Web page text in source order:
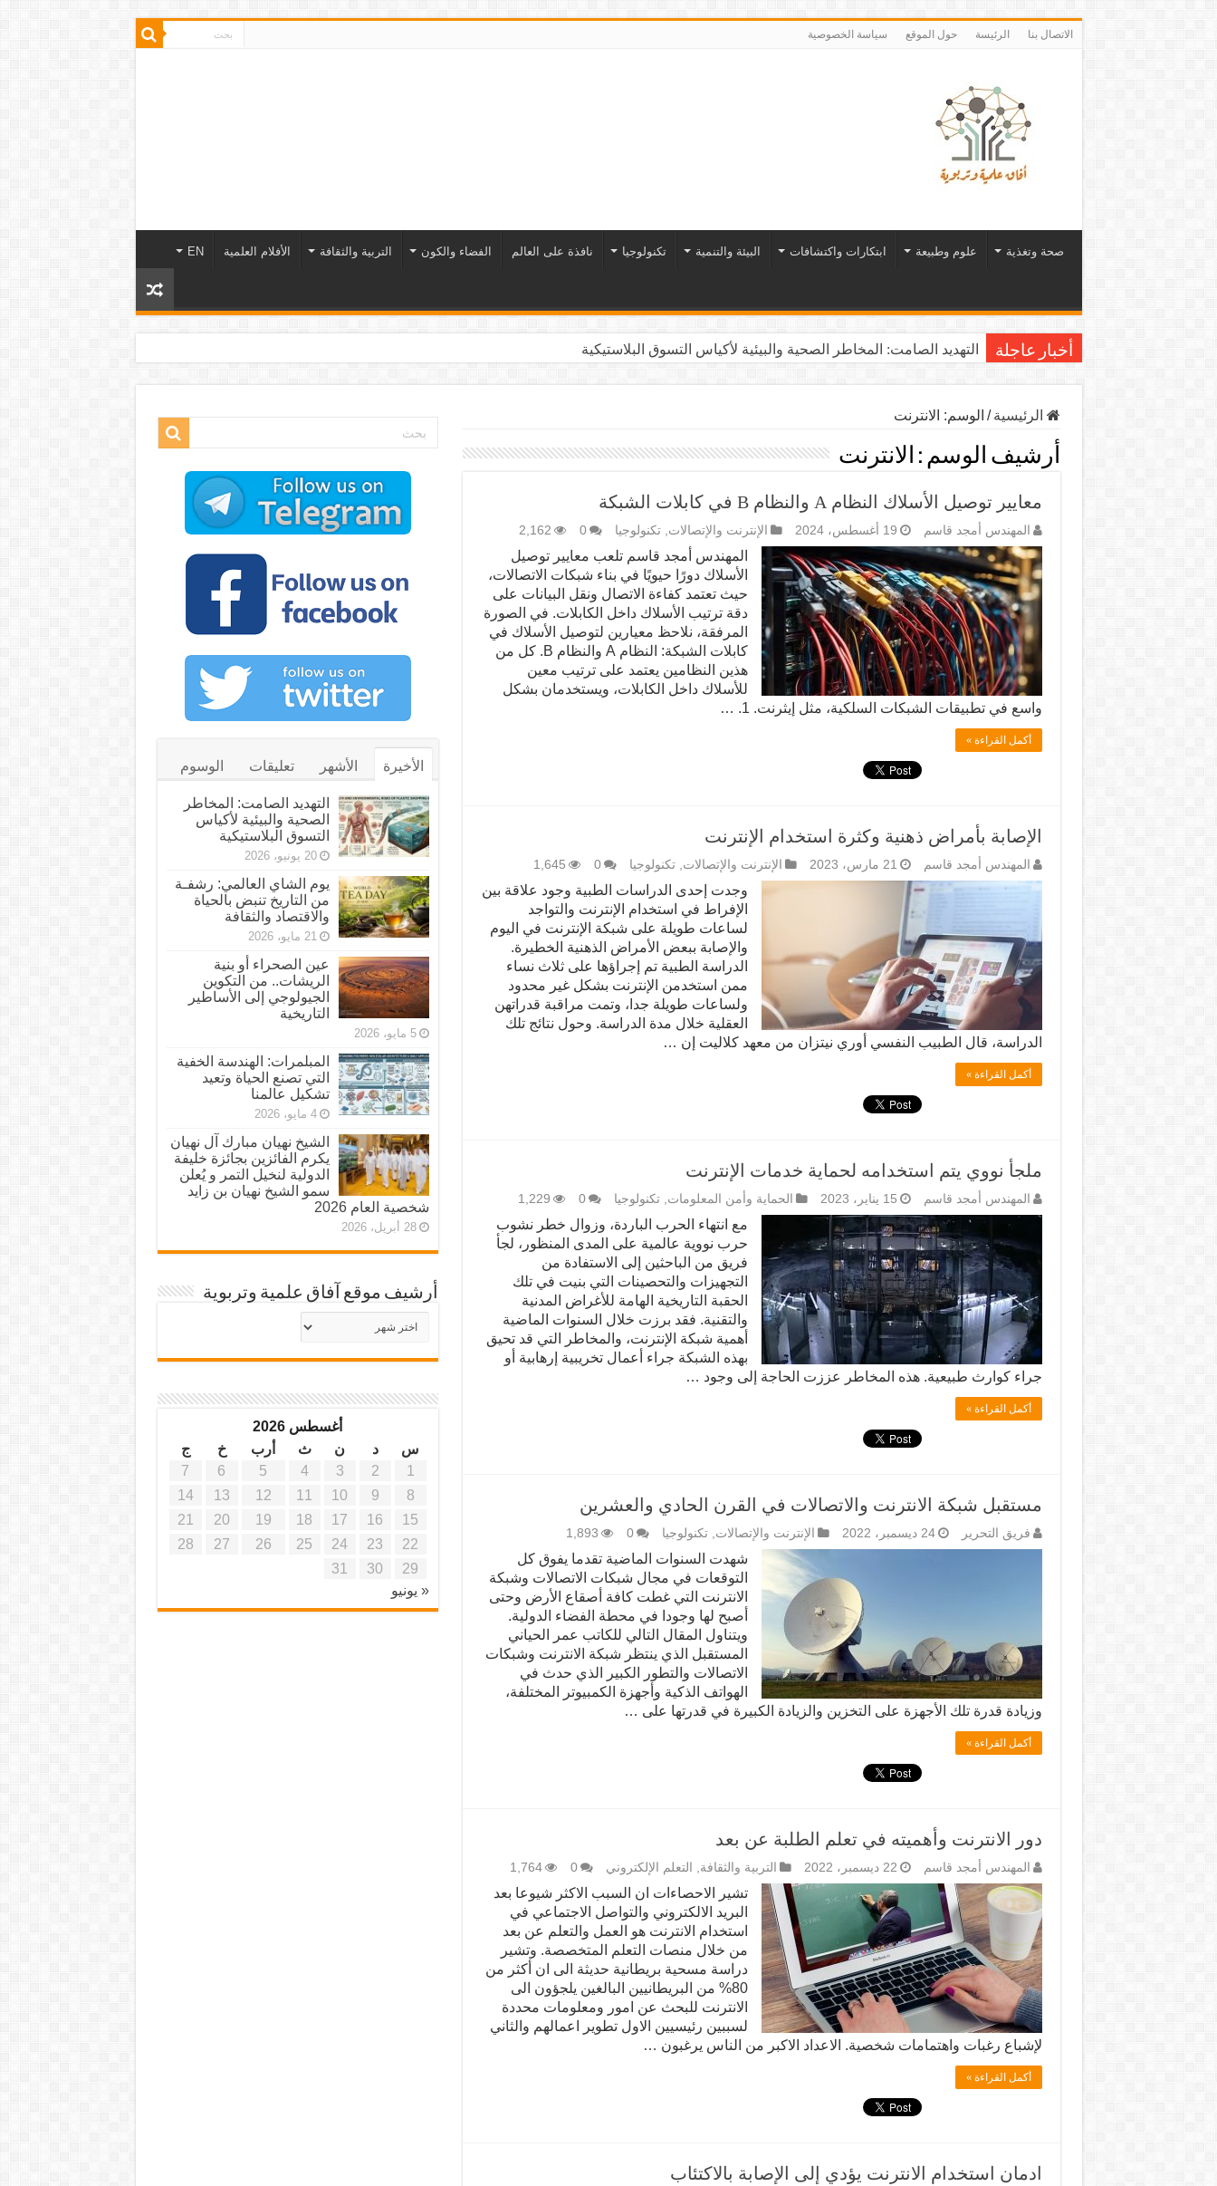
الاتصال بنا الرئيسة حول الموقع سياسة الخصوصية
صحة وتغذية علوم وطبيعة ابتكارات واكتشافات البيئة والتنمية تكنولوجيا نافذة على العالم الفضاء والكون التربية والثقافة الأفلام العلمية EN
أخبار عاجلة التهديد الصامت: المخاطر الصحية والبيئية لأكياس التسوق البلاستيكية
الرئيسية / الوسم: الانترنت
أرشيف الوسم : الانترنت
معايير توصيل الأسلاك النظام A والنظام B في كابلات الشبكة
المهندس أمجد قاسم 19 أغسطس، 2024 الإنترنت والإتصالات,تكنولوجيا 0
2,162
المهندس أمجد قاسم تلعب معايير توصيل
الأسلاك دورًا حيويًا في بناء شبكات الاتصالات،
حيث تعتمد كفاءة الاتصال ونقل البيانات على
دقة ترتيب الأسلاك داخل الكابلات. في الصورة
المرفقة، نلاحظ معيارين لتوصيل الأسلاك في
كابلات الشبكة: النظام A والنظام B. كل من
هذين النظامين يعتمد على ترتيب معين
للأسلاك داخل الكابلات، ويستخدمان بشكل
واسع في تطبيقات الشبكات السلكية، مثل إيثرنت. 1. …
أكمل القراءة »
الإصابة بأمراض ذهنية وكثرة استخدام الإنترنت
المهندس أمجد قاسم 21 مارس، 2023 الإنترنت والإتصالات,تكنولوجيا 0
1,645
وجدت إحدى الدراسات الطبية وجود علاقة بين
الإفراط في استخدام الإنترنت والتواجد
لساعات طويلة على شبكة الإنترنت في اليوم
والإصابة ببعض الأمراض الذهنية الخطيرة.
الدراسة الطبية تم إجراؤها على ثلاث نساء
ممن استخدمن الإنترنت بشكل غير محدود
ولساعات طويلة جدا، وتمت مراقبة قدراتهن
العقلية خلال مدة الدراسة. وحول نتائج تلك
الدراسة، قال الطبيب النفسي أوري نيتزان من معهد كلاليت إن …
أكمل القراءة »
ملجأ نووي يتم استخدامه لحماية خدمات الإنترنت
المهندس أمجد قاسم 15 يناير، 2023 الحماية وأمن المعلومات,تكنولوجيا 0
1,229
مع انتهاء الحرب الباردة، وزوال خطر نشوب
حرب نووية عالمية على المدى المنظور، لجأ
فريق من الباحثين إلى الاستفادة من
التجهيزات والتحصينات التي بنيت في تلك
الحقبة التاريخية الهامة للأغراض المدنية
والتقنية. فقد برزت خلال السنوات الماضية
أهمية شبكة الإنترنت، والمخاطر التي قد تحيق
بهذه الشبكة جراء أعمال تخريبية إرهابية أو
جراء كوارث طبيعية. هذه المخاطر عززت الحاجة إلى وجود …
أكمل القراءة »
مستقبل شبكة الانترنت والاتصالات في القرن الحادي والعشرين
فريق التحرير 24 ديسمبر، 2022 الإنترنت والإتصالات,تكنولوجيا 0
1,893
شهدت السنوات الماضية تقدما يفوق كل
التوقعات في مجال شبكات الاتصالات وشبكة
الانترنت التي غطت كافة أصقاع الأرض وحتى
أصبح لها وجودا في محطة الفضاء الدولية.
ويتناول المقال التالي للكاتب عمر الحياني
المستقبل الذي ينتظر شبكة الانترنت وشبكات
الاتصالات والتطور الكبير الذي حدث في
الهواتف الذكية وأجهزة الكمبيوتر المختلفة،
وزيادة قدرة تلك الأجهزة على التخزين والزيادة الكبيرة في قدرتها على …
أكمل القراءة »
دور الانترنت وأهميته في تعلم الطلبة عن بعد
المهندس أمجد قاسم 22 ديسمبر، 2022 التربية والثقافة, التعلم الإلكتروني 0
1,764
تشير الاحصاءات ان السبب الاكثر شيوعا بعد
البريد الالكتروني والتواصل الاجتماعي في
استخدام الانترنت هو العمل والتعلم عن بعد
من خلال منصات التعلم المتخصصة. وتشير
دراسة مسحية بريطانية حديثة الى ان أكثر من
80% من البريطانيين البالغين يلجؤون الى
الانترنت للبحث عن امور ومعلومات محددة
لسببين رئيسيين الاول تطوير اعمالهم والثاني
لإشباع رغبات واهتمامات شخصية. الاعداد الاكبر من الناس يرغبون …
أكمل القراءة »
ادمان استخدام الانترنت يؤدي إلى الإصابة بالاكتئاب
الأخيرة الأشهر تعليقات الوسوم
التهديد الصامت: المخاطر
الصحية والبيئية لأكياس
التسوق البلاستيكية
20 يونيو، 2026
يوم الشاي العالمي: رشفـة
من التاريخ تنبض بالحياة
والاقتصاد والثقافة
21 مايو، 2026
عين الصحراء أو بنية
الريشات.. من التكوين
الجيولوجي إلى الأساطير
التاريخية
5 مايو، 2026
المبلمرات: الهندسة الخفية
التي تصنع الحياة وتعيد
تشكيل عالمنا
4 مايو، 2026
الشيخ نهيان مبارك آل نهيان
يكرم الفائزين بجائزة خليفة
الدولية لنخيل التمر و يُعلن
سمو الشيخ نهيان بن زايد
شخصية العام 2026
28 أبريل، 2026
أرشيف موقع آفاق علمية وتربوية
أرشيف
موقع
أغسطس 2026
س
د ن ث أرب خ
ج
1
2
3
4
5
6
7
8
9
10
11
12
13
14
15
16
17
18
19
20
21
22
23
24
25
26
27
28
29
30
31
« يونيو